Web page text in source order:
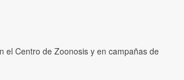
el Centro de Zoonosis y en campañas de